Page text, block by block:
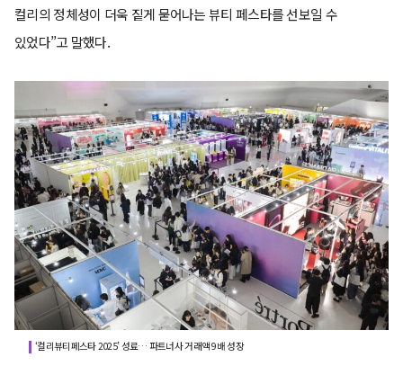
컬리의 정체성이 더욱 짙게 묻어나는 뷰티 페스타를 선보일 수
있었다”고 말했다.
‘컬리뷰티페스타 2025’ 성료… 파트너사 거래액 9배 성장